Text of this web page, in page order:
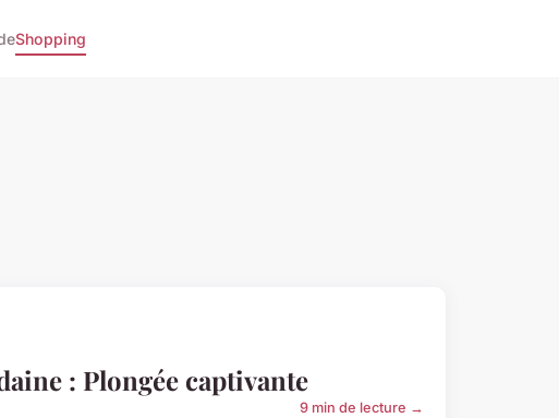
Shopping
: Plongée captivante
9 min de lecture →